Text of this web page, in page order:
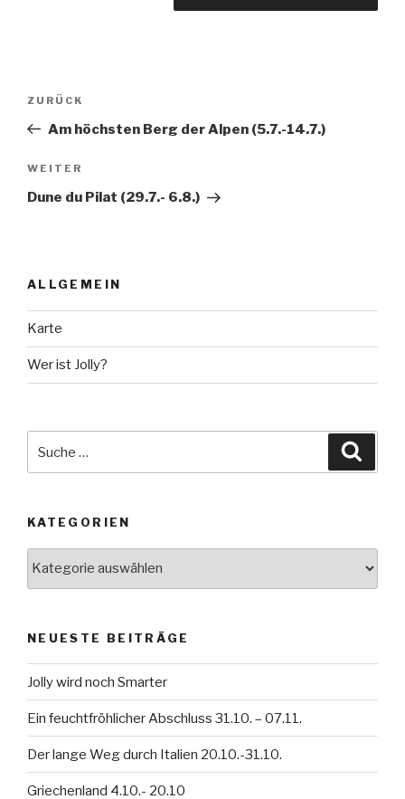
Beitragsnavigation
Vorheriger
Beitrag
ZURÜCK
Am höchsten Berg der Alpen (5.7.-14.7.)
Nächster
Beitrag
WEITER
Dune du Pilat (29.7.- 6.8.)
ALLGEMEIN
Karte
Wer ist Jolly?
nach:
KATEGORIEN
NEUESTE BEITRÄGE
Jolly wird noch Smarter
Ein feuchtfröhlicher Abschluss 31.10. – 07.11.
Der lange Weg durch Italien 20.10.-31.10.
Griechenland 4.10.- 20.10